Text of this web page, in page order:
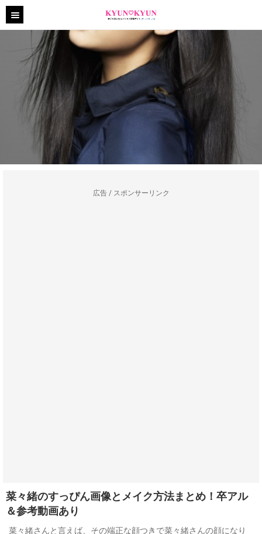
広告 / スポンサーリンク
菜々緒のすっぴん画像とメイク方法まとめ！卒アル
＆参考動画あり
菜々緒さんと言えば、その端正な顔つきで菜々緒さんの顔になり